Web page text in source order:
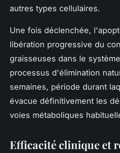
autres types cellulaires.
Une fois déclenchée,
libération progressive du
graisseuses dans le
processus d'élimination
semaines, période durant
évacue définitivement les
voies métaboliques
Efficacité clinique et